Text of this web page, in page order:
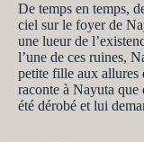
De temps en temps,
ciel sur le foyer de
une lueur de
l’une de ces ruines,
petite fille aux
raconte à Nayuta que
été dérobé et lui